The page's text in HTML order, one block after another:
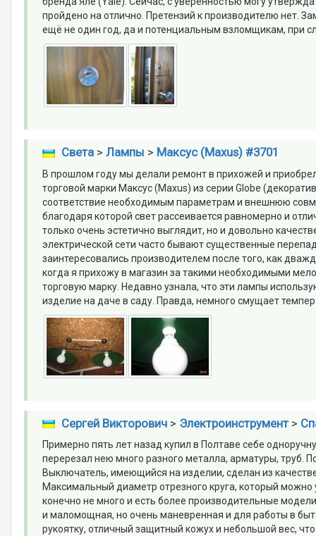
пройдено на отлично. Претензий к производителю нет.
ещё не один год, да и потенциальным взломщикам, при
Света> Лампы > Максус (Maxus) #3701
В прошлом году мы делали ремонт в прихожей и
торговой марки Максус (Maxus) из серии Globe
соответствие необходимым параметрам и внешнюю
благодаря которой свет рассеивается равномерно и
только очень эстетично выглядит, но и довольно
электрической сети часто бывают существенные
заинтересовались производителем после того, как
когда я прихожу в магазин за такими необходимыми
торговую марку. Недавно узнала, что эти лампы
изделие на даче в саду. Правда, немного смущает
Сергей Викторович> Электроинструмент>
Примерно пять лет назад купил в Полтаве себе
перерезал нею много разного металла, арматуры, труб.
Выключатель, имеющийся на изделии, сделан из
Максимальный диаметр отрезного круга, который
конечно не много и есть более производительные
и маломощная, но очень маневренная и для работы в
рукоятку, отличный защитный кожух и небольшой вес,